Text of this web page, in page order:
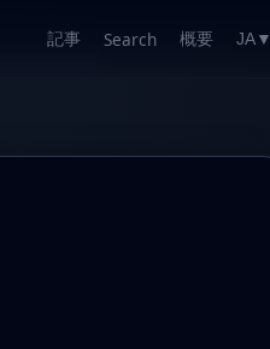
記事 Search 概要 JA ▼